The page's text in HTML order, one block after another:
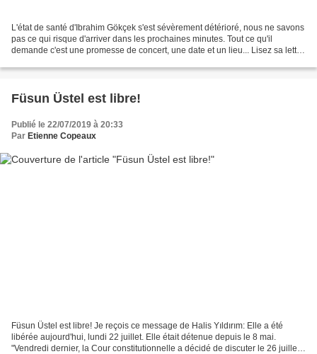
L'état de santé d'Ibrahim Gökçek s'est sévèrement détérioré, nous ne savons
pas ce qui risque d'arriver dans les prochaines minutes. Tout ce qu'il
demande c'est une promesse de concert, une date et un lieu... Lisez sa lettre
Füsun Üstel est libre!
Publié le 22/07/2019 à 20:33
Par Etienne Copeaux
Füsun Üstel est libre! Je reçois ce message de Halis Yıldırım: Elle a été
libérée aujourd'hui, lundi 22 juillet. Elle était détenue depuis le 8 mai.
"Vendredi dernier, la Cour constitutionnelle a décidé de discuter le 26 juillet